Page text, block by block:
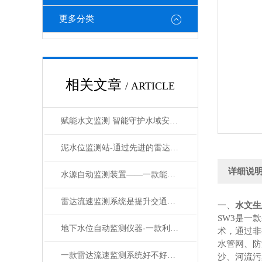
更多分类
相关文章 / ARTICLE
赋能水文监测 智能守护水域安澜——水位在线自动监测系统的创新应用与发展
泥水位监测站-通过先进的雷达技术来实现对水位和雨量的测量水文监测站
水源自动监测装置——一款能者为师的监测液位系统/直送2024
雷达流速监测系统是提升交通安全的智能工具
地下水位自动监测仪器-一款利索方便的实时在线水位监测系统#2023已更新
一款雷达流速监测系统好不好用，看它有没有这些特点就够了
详细说
一、 水文
SW3是一
术，通过
水管网、
沙、河流